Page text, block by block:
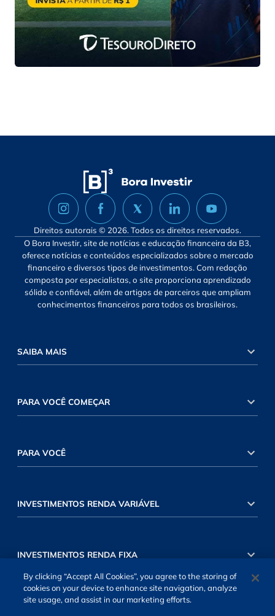
Direitos autorais © 2026. Todos os direitos reservados.
O Bora Investir, site de notícias e educação financeira da B3,
oferece notícias e conteúdos especializados sobre o mercado
financeiro e diversos tipos de investimentos. Com redação
composta por especialistas, o site proporciona aprendizado
sólido e confiável, além de artigos de parceiros que ampliam
conhecimentos financeiros para todos os brasileiros.
SAIBA MAIS
PARA VOCÊ COMEÇAR
PARA VOCÊ
INVESTIMENTOS RENDA VARIÁVEL
INVESTIMENTOS RENDA FIXA
By clicking “Accept All Cookies”, you agree to the storing of
cookies on your device to enhance site navigation, analyze
site usage, and assist in our marketing efforts.